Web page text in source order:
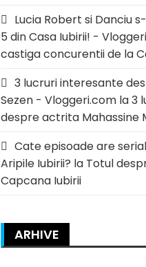
Lucia Robert si Danciu
5 din Casa Iubirii! -
castiga concurentii de la
3 lucruri interesante
Sezen - Vloggeri.com la3
despre actrita Mahassine
Cate episoade are
Aripile Iubirii? la Totul
Capcana Iubirii
ARHIVE